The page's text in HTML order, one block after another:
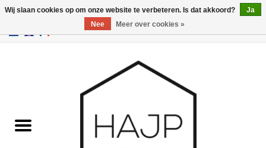
GBP/USD
Gadgets
Wij slaan cookies op om onze website te verbeteren. Is dat akkoord?
Ja
Nee
Meer over cookies »